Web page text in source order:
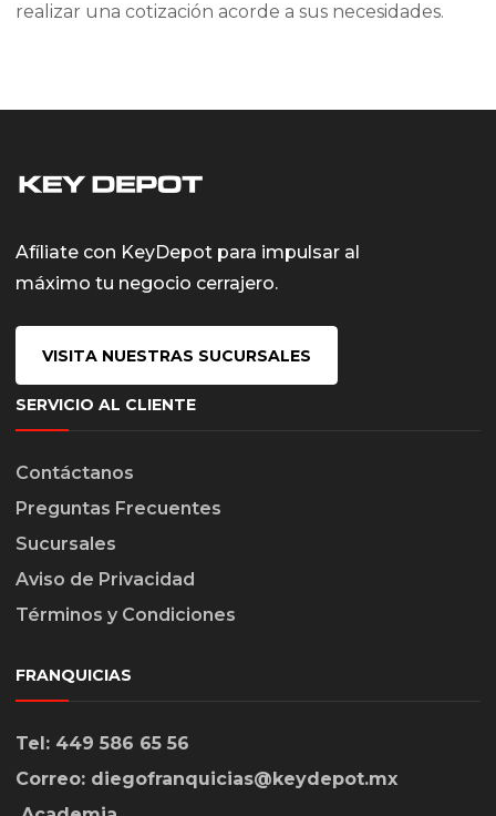
realizar una cotización acorde a sus necesidades.
Afíliate con KeyDepot para impulsar al
máximo tu negocio cerrajero.
VISITA NUESTRAS SUCURSALES
SERVICIO AL CLIENTE
Contáctanos
Preguntas Frecuentes
Sucursales
Aviso de Privacidad
Términos y Condiciones
FRANQUICIAS
Tel: 449 586 65 56
Correo: diegofranquicias@keydepot.mx